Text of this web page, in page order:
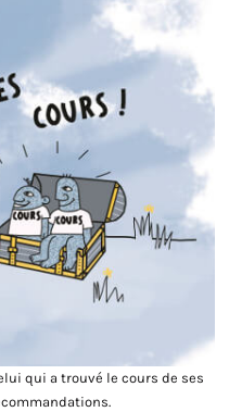
qui a trouvé le cours de ses